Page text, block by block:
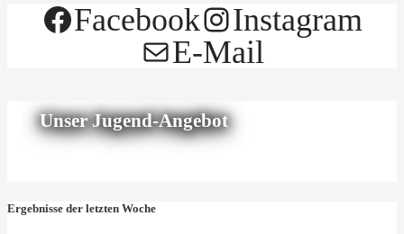
Facebook
Instagram
E-Mail
Unser Jugend-Angebot
Ergebnisse der letzten Woche